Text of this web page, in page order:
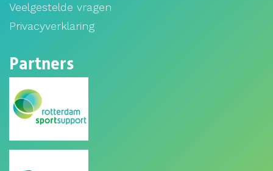
Veelgestelde vragen
Privacyverklaring
Partners